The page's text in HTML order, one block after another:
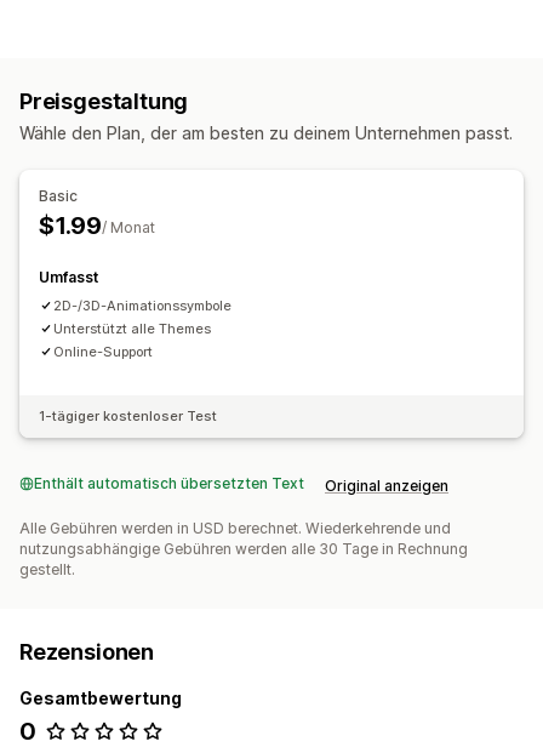
Preisgestaltung
Wähle den Plan, der am besten zu deinem Unternehmen passt.
Basic
$1.99/ Monat
Umfasst
2D-/3D-Animationssymbole
Unterstützt alle Themes
Online-Support
1-tägiger kostenloser Test
Enthält automatisch übersetzten Text Original anzeigen
Alle Gebühren werden in USD berechnet. Wiederkehrende und
nutzungsabhängige Gebühren werden alle 30 Tage in Rechnung
gestellt.
Rezensionen
Gesamtbewertung
0